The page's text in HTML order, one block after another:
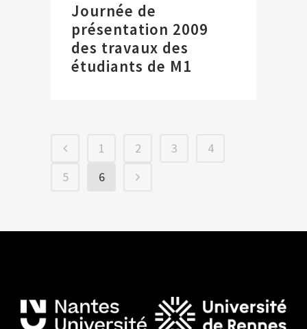
Journée de
présentation 2009
des travaux des
étudiants de M1
1 2 3
4
5
6